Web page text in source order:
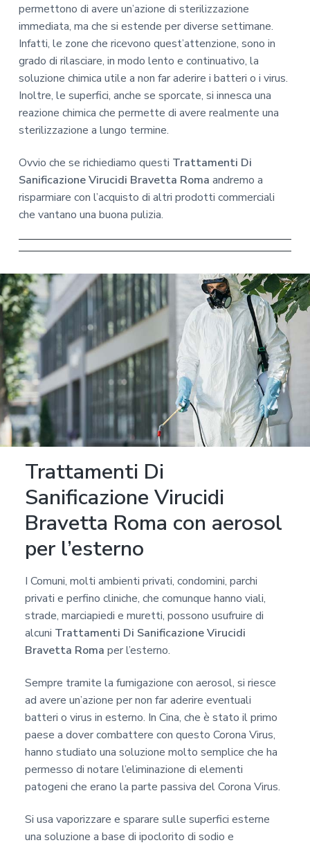
permettono di avere un’azione di sterilizzazione
immediata, ma che si estende per diverse settimane.
Infatti, le zone che ricevono quest’attenzione, sono in
grado di rilasciare, in modo lento e continuativo, la
soluzione chimica utile a non far aderire i batteri o i virus.
Inoltre, le superfici, anche se sporcate, si innesca una
reazione chimica che permette di avere realmente una
sterilizzazione a lungo termine.
Ovvio che se richiediamo questi Trattamenti Di
Sanificazione Virucidi Bravetta Roma andremo a
risparmiare con l’acquisto di altri prodotti commerciali
che vantano una buona pulizia.
Trattamenti Di
Sanificazione Virucidi
Bravetta Roma con aerosol
per l’esterno
I Comuni, molti ambienti privati, condomini, parchi
privati e perfino cliniche, che comunque hanno viali,
strade, marciapiedi e muretti, possono usufruire di
alcuni Trattamenti Di Sanificazione Virucidi
Bravetta Roma per l’esterno.
Sempre tramite la fumigazione con aerosol, si riesce
ad avere un’azione per non far aderire eventuali
batteri o virus in esterno. In Cina, che è stato il primo
paese a dover combattere con questo Corona Virus,
hanno studiato una soluzione molto semplice che ha
permesso di notare l’eliminazione di elementi
patogeni che erano la parte passiva del Corona Virus.
Si usa vaporizzare e sparare sulle superfici esterne
una soluzione a base di ipoclorito di sodio e